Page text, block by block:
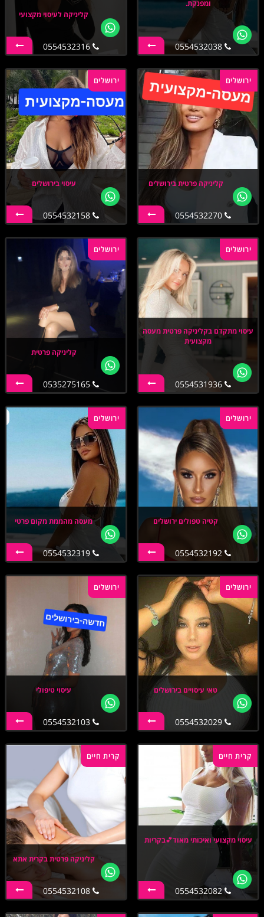
ומפנקת.
0554532038
קליניקה לעיסוי מקצועי
0554532316
ירושלים
קליניקה פרטית בירושלים
0554532270
ירושלים
עיסוי בירושלים
0554532158
ירושלים
עיסוי מתקדם בקליניקה פרטית מעסה
מקצועית
0554531936
ירושלים
קליניקה פרטית
0535275165
ירושלים
קטיה טפולים ירושלים
0554532192
ירושלים
מעסה מהממת מקום פרטי
0554532319
ירושלים
טאי עיסויים בירושלים
0554532029
ירושלים
עיסוי טיפולי
0554532103
קרית חיים
עיסוי מקצועי ואיכותי מאוד💕בקריות
0554532082
קרית חיים
קליניקה פרטית בקרית אתא
0554532108